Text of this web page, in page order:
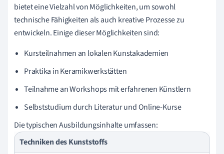
bietet eine Vielzahl von Möglichkeiten, um sowohl
technische Fähigkeiten als auch kreative Prozesse zu
entwickeln. Einige dieser Möglichkeiten sind:
Kursteilnahmen an lokalen Kunstakademien
Praktika in Keramikwerkstätten
Teilnahme an Workshops mit erfahrenen Künstlern
Selbststudium durch Literatur und Online-Kurse
Die typischen Ausbildungsinhalte umfassen:
Techniken des Kunststoffs